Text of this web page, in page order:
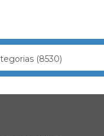
(8530)